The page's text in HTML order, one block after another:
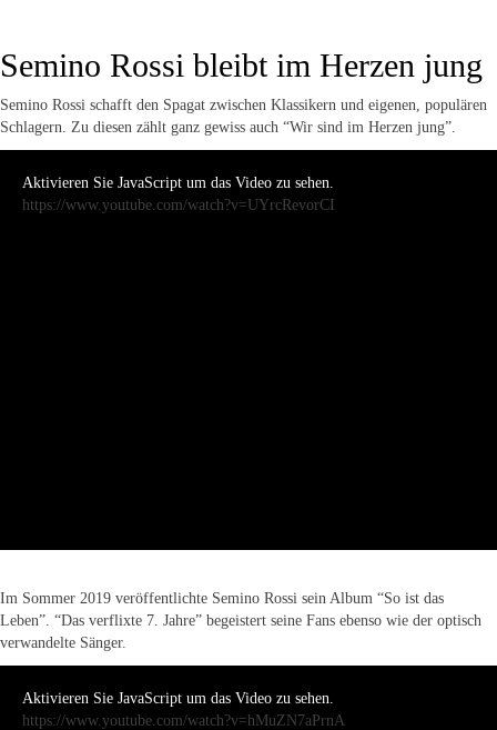
Semino Rossi bleibt im Herzen jung
Semino Rossi schafft den Spagat zwischen Klassikern und eigenen, populären
Schlagern. Zu diesen zählt ganz gewiss auch “Wir sind im Herzen jung”.
Aktivieren Sie JavaScript um das Video zu sehen.
https://www.youtube.com/watch?v=UYrcRevorCI
Im Sommer 2019 veröffentlichte Semino Rossi sein Album “So ist das
Leben”. “Das verflixte 7. Jahre” begeistert seine Fans ebenso wie der optisch
verwandelte Sänger.
Aktivieren Sie JavaScript um das Video zu sehen.
https://www.youtube.com/watch?v=hMuZN7aPrnA